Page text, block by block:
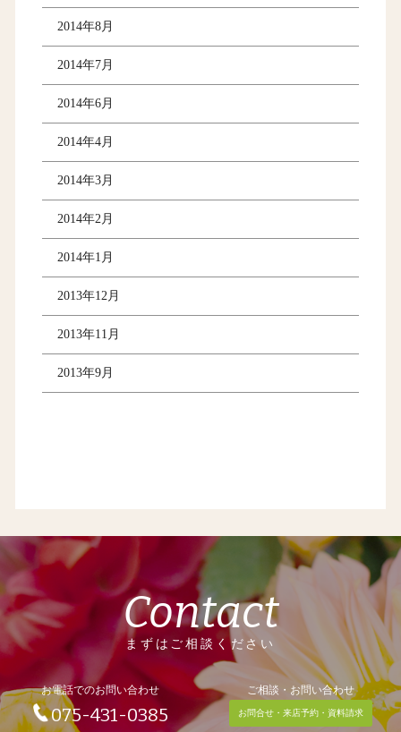
2014年8月
2014年7月
2014年6月
2014年4月
2014年3月
2014年2月
2014年1月
2013年12月
2013年11月
2013年9月
Contact
まずはご相談ください
お電話でのお問い合わせ
075-431-0385
ご相談・お問い合わせ
お問合せ・来店予約・資料請求